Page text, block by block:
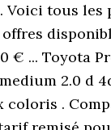
Voici tous les
€ ... Toyota
2.0 d
coloris .